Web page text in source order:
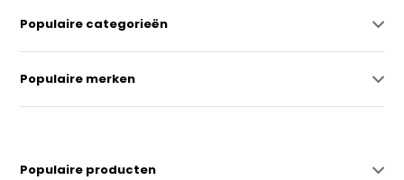
Populaire categorieën
Populaire merken
Populaire producten